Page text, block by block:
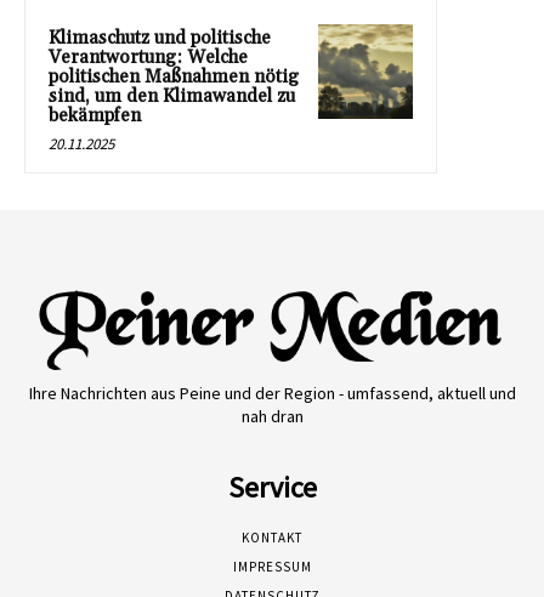
Klimaschutz und politische
Verantwortung: Welche
politischen Maßnahmen nötig
sind, um den Klimawandel zu
bekämpfen
20.11.2025
Ihre Nachrichten aus Peine und der Region - umfassend, aktuell und
nah dran
Service
KONTAKT
IMPRESSUM